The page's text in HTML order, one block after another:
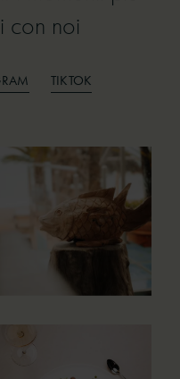
con noi
con noi
TIKTOK